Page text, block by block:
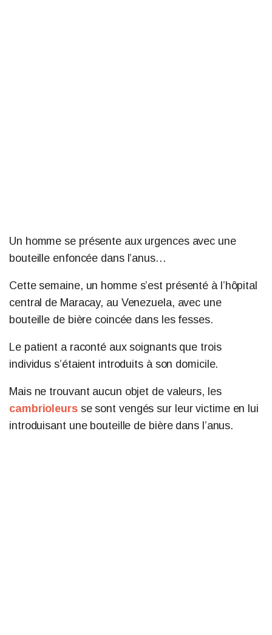
Un homme se présente aux urgences avec une
bouteille enfoncée dans l’anus…
Cette semaine, un homme s’est présenté à l’hôpital
central de Maracay, au Venezuela, avec une
bouteille de bière coincée dans les fesses.
Le patient a raconté aux soignants que trois
individus s’étaient introduits à son domicile.
Mais ne trouvant aucun objet de valeurs, les
cambrioleurs se sont vengés sur leur victime en lui
introduisant une bouteille de bière dans l’anus.